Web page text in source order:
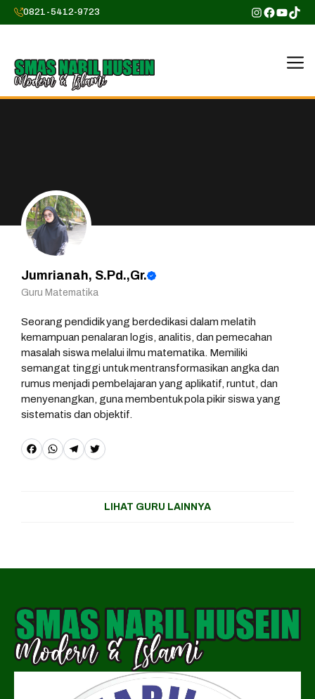
Skip
to
0821-5412-9723 Instagram
Jumrianah, S.Pd.,Gr.
Guru Matematika
Seorang pendidik yang berdedikasi dalam melatih
kemampuan penalaran logis, analitis, dan pemecahan
masalah siswa melalui ilmu matematika. Memiliki
semangat tinggi untuk mentransformasikan angka dan
rumus menjadi pembelajaran yang aplikatif, runtut, dan
menyenangkan, guna membentuk pola pikir siswa yang
sistematis dan objektif.
F
o
k
W
A
p
T
r
m
T
r
LIHAT GURU LAINNYA